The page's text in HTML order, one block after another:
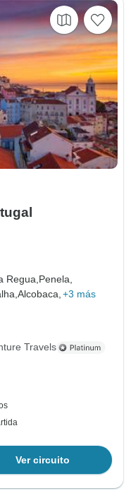
Regua,Penela,
Alcobaca, +3 más
Travels
Ver circuito